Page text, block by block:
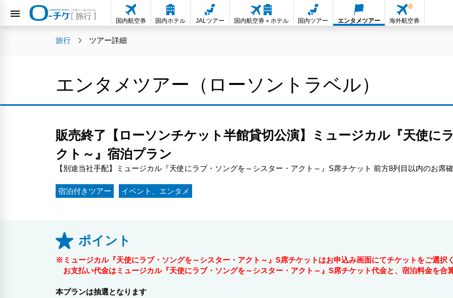
国内航空券 国内ホテル JALツアー 国内航空券＋ホテル 国内ツアー エンタメツアー 海外航空券
旅行 ツアー詳細
エンタメツアー（ローソントラベル）
販売終了【ローソンチケット半館貸切公演】ミュージカル『天使に
クト～』宿泊プラン
【別途当社手配】ミュージカル『天使にラブ・ソングを～シスター・アクト～』S席チケット 前方8列目以内のお席確
宿泊付きツアー イベント、エンタメ
ポイント
※ミュージカル『天使にラブ・ソングを～シスター・アクト～』S席チケットはお申込み画面にてチケットをご選択
お支払い代金はミュージカル『天使にラブ・ソングを～シスター・アクト～』S席チケット代金と、宿泊料金を合
本プランは抽選となります